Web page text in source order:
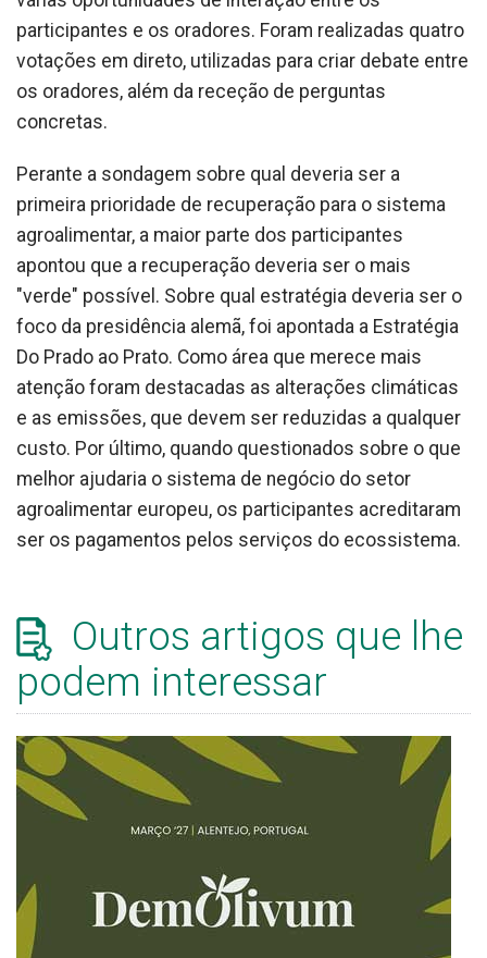
participantes e os oradores. Foram realizadas quatro
votações em direto, utilizadas para criar debate entre
os oradores, além da receção de perguntas
concretas.
Perante a sondagem sobre qual deveria ser a
primeira prioridade de recuperação para o sistema
agroalimentar, a maior parte dos participantes
apontou que a recuperação deveria ser o mais
"verde" possível. Sobre qual estratégia deveria ser o
foco da presidência alemã, foi apontada a Estratégia
Do Prado ao Prato. Como área que merece mais
atenção foram destacadas as alterações climáticas
e as emissões, que devem ser reduzidas a qualquer
custo. Por último, quando questionados sobre o que
melhor ajudaria o sistema de negócio do setor
agroalimentar europeu, os participantes acreditaram
ser os pagamentos pelos serviços do ecossistema.
Outros artigos que lhe
podem interessar